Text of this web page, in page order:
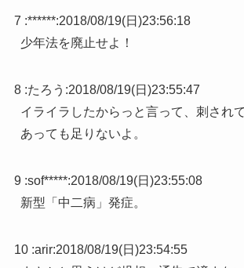
7 :******:2018/08/19(日)23:56:18
少年法を廃止せよ！
8 :たろう :2018/08/19(日)23:55:47
イライラしたからっと言って、刺され
あっても足りないよ。
9 :sof*****:2018/08/19(日)23:55:08
新型「中二病」発症。
10 :arir:2018/08/19(日)23:54:55